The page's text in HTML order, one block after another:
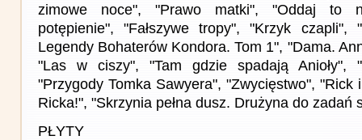
zimowe noce", "Prawo matki", "Oddaj to
potępienie", "Fałszywe tropy", "Krzyk czapli",
Legendy Bohaterów Kondora. Tom 1", "Dama.
"Las w ciszy", "Tam gdzie spadają Anioły",
"Przygody Tomka Sawyera", "Zwycięstwo", "Rick
Ricka!", "Skrzynia pełna dusz. Drużyna do zadań
PŁYTY